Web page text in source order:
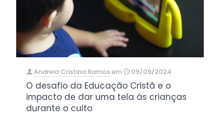
Andreia Cristina Ramosem 09/09/2024
O desafio da Educação Cristã e o
impacto de dar uma tela às crianças
durante o culto